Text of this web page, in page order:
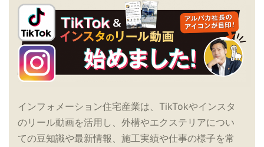
インフォメーション住宅産業は、TikTokやインスタ
のリール動画を活用し、外構やエクステリアについ
ての豆知識や最新情報、施工実績や仕事の様子を常